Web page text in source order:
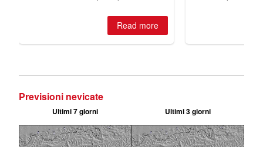
Previsioni nevicate
Ultimi 7 giorni Ultimi 3 giorni